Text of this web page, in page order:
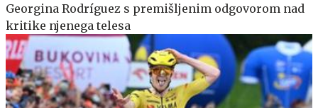
Georgina Rodríguez s premišljenim odgovorom nad
kritike njenega telesa